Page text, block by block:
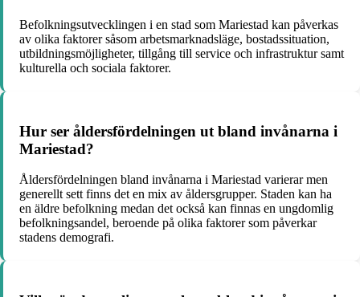
Befolkningsutvecklingen i en stad som Mariestad kan påverkas
av olika faktorer såsom arbetsmarknadsläge, bostadssituation,
utbildningsmöjligheter, tillgång till service och infrastruktur samt
kulturella och sociala faktorer.
Hur ser åldersfördelningen ut bland invånarna i
Mariestad?
Åldersfördelningen bland invånarna i Mariestad varierar men
generellt sett finns det en mix av åldersgrupper. Staden kan ha
en äldre befolkning medan det också kan finnas en ungdomlig
befolkningsandel, beroende på olika faktorer som påverkar
stadens demografi.